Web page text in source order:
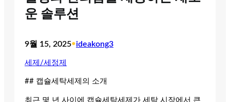
운 솔루션
9월 15, 2025•ideakong3
세제/세정제
## 캡슐세탁세제의 소개
최근 몇 년 사이에 캡슐세탁세제가 세탁 시장에서 큰